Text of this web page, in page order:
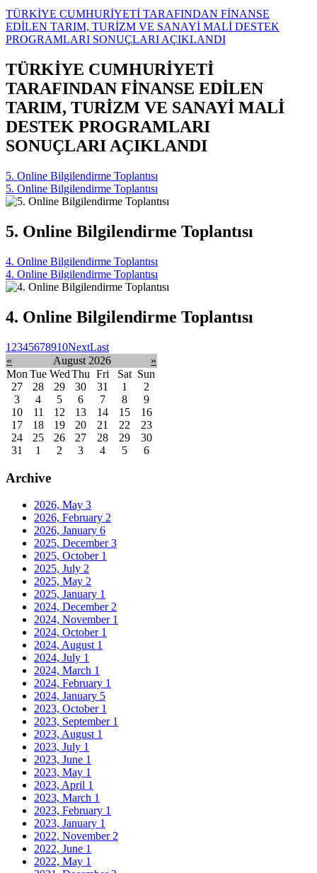
TÜRKİYE CUMHURİYETİ TARAFINDAN FİNANSE
EDİLEN TARIM, TURİZM VE SANAYİ MALİ DESTEK
PROGRAMLARI SONUÇLARI AÇIKLANDI
TÜRKİYE CUMHURİYETİ
TARAFINDAN FİNANSE EDİLEN
TARIM, TURİZM VE SANAYİ MALİ
DESTEK PROGRAMLARI
SONUÇLARI AÇIKLANDI
5. Online Bilgilendirme Toplantısı
5. Online Bilgilendirme Toplantısı
5. Online Bilgilendirme Toplantısı
4. Online Bilgilendirme Toplantısı
4. Online Bilgilendirme Toplantısı
4. Online Bilgilendirme Toplantısı
1 2345678910NextLast
«
August 2026
»
Mon Tue WedThu Fri Sat Sun
27
28 29 30 31 1
2
3
4 5 6 7 8
9
10
11 12 13 14 15
16
17
18 19 20 21 22
23
24
25 26 27 28 29
30
31
1 2 3 4 5 6
Archive
2026, May 3
2026, February 2
2026, January 6
2025, December3
2025, October 1
2025, July 2
2025, May 2
2025, January 1
2024, December 2
2024, November 1
2024, October 1
2024, August 1
2024, July 1
2024, March 1
2024, February 1
2024, January 5
2023, October 1
2023, September 1
2023, August 1
2023, July 1
2023, June 1
2023, May 1
2023, April 1
2023, March 1
2023, February 1
2023, January 1
2022, November 2
2022, June 1
2022, May 1